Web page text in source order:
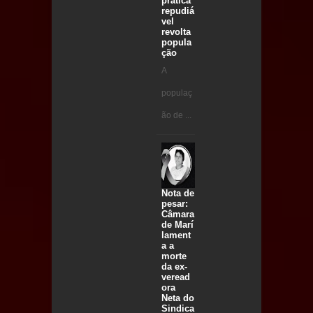
repudiá
vel
revolta
popula
ção
A
populaç
ão de ...
Nota de
pesar:
Câmara
de Marí
lament
a a
morte
da ex-
veread
ora
Neta do
Sindica